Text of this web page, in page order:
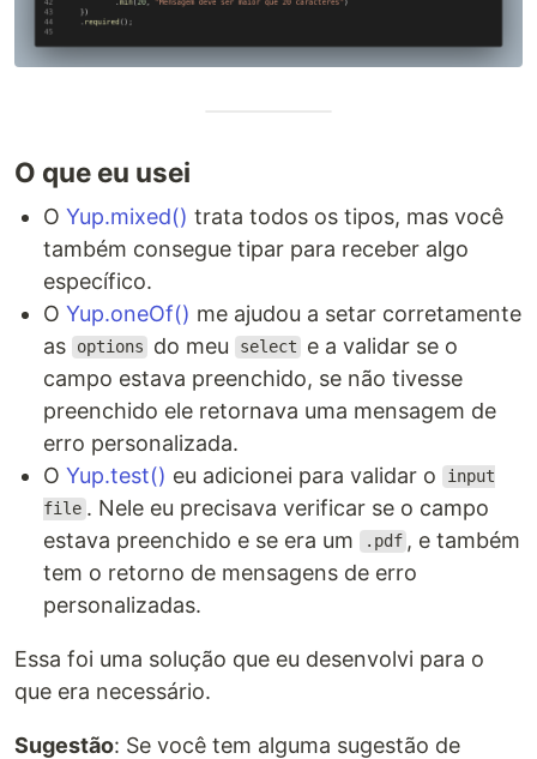
O que eu usei
O Yup.mixed() trata todos os tipos, mas você
também consegue tipar para receber algo
específico.
O Yup.oneOf() me ajudou a setar corretamente
as
options do meu select
e a validar se o
campo estava preenchido, se não tivesse
preenchido ele retornava uma mensagem de
erro personalizada.
O Yup.test() eu adicionei para validar o
input
file . Nele eu precisava verificar se o campo
estava preenchido e se era um
.pdf , e também
tem o retorno de mensagens de erro
personalizadas.
Essa foi uma solução que eu desenvolvi para o
que era necessário.
Sugestão: Se você tem alguma sugestão de